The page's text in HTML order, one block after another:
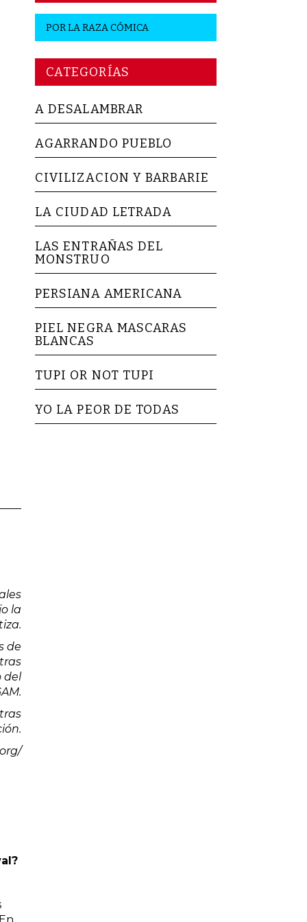
la
de
del
PORLA RAZA CÓMICA
CATEGORÍAS
A DESALAMBRAR
AGARRANDO PUEBLO
CIVILIZACION Y BARBARIE
LA CIUDAD LETRADA
LAS ENTRAÑAS DEL
MONSTRUO
PERSIANA AMERICANA
PIEL NEGRA MASCARAS
BLANCAS
TUPI OR NOT TUPI
YO LA PEOR DE TODAS